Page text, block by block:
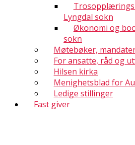
Lyngdal sokn
Økonomi og
sokn
Møtebøker,
For ansatte, råd og
Hilsen kirka
Menighetsblad for
Ledige stillinger
Fast giver